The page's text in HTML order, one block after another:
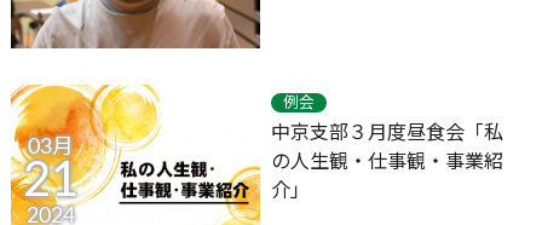
03月
21
2024
例会
中京支部３月度昼食会「私
の人生観・仕事観・事業紹
介」